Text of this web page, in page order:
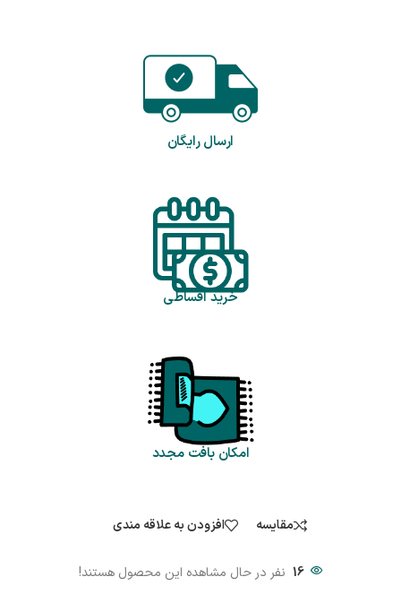
ارسال رایگان
خرید اقساطی
امکان بافت مجدد
مقایسه افزودن به علاقه مندی
16 نفر در حال مشاهده این محصول هستند!